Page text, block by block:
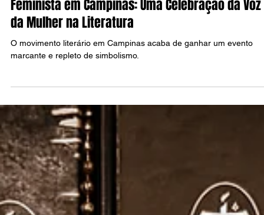
Clube de Leitura Apresenta Primeiro Sarau
Feminista em Campinas: Uma Celebração da Voz
da Mulher na Literatura